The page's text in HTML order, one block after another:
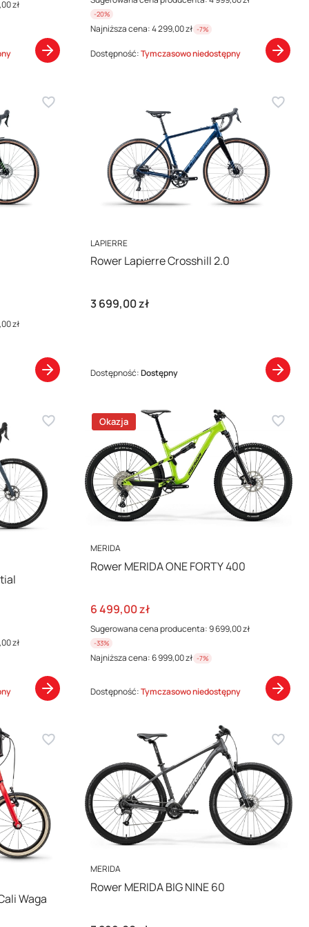
zł
-20%
Najniższa cena:4 299,00 zł -7%
Dostępność:Tymczasowo niedostępny
zł
PRODUCENT
LAPIERRE
Rower Lapierre Crosshill 2.0
Cena
3 699,00 zł
Dostępność:Dostępny
zł
Okazja
PRODUCENT
MERIDA
Rower MERIDA ONE FORTY 400
Cena promocyjna
6 499,00 zł
Sugerowana cena producenta:9 699,00 zł
-33%
Najniższa cena:6 999,00 zł -7%
Dostępność:Tymczasowo niedostępny
Waga
PRODUCENT
MERIDA
Rower MERIDA BIG NINE 60